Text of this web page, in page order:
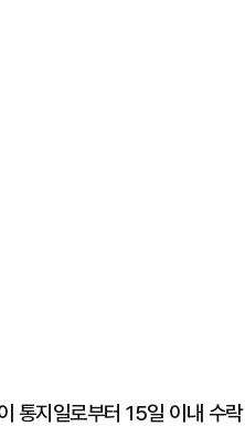
통지일로부터 15일 이내 수